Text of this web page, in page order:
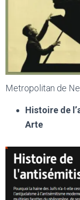
Metropolitan de
Histoire de
Arte